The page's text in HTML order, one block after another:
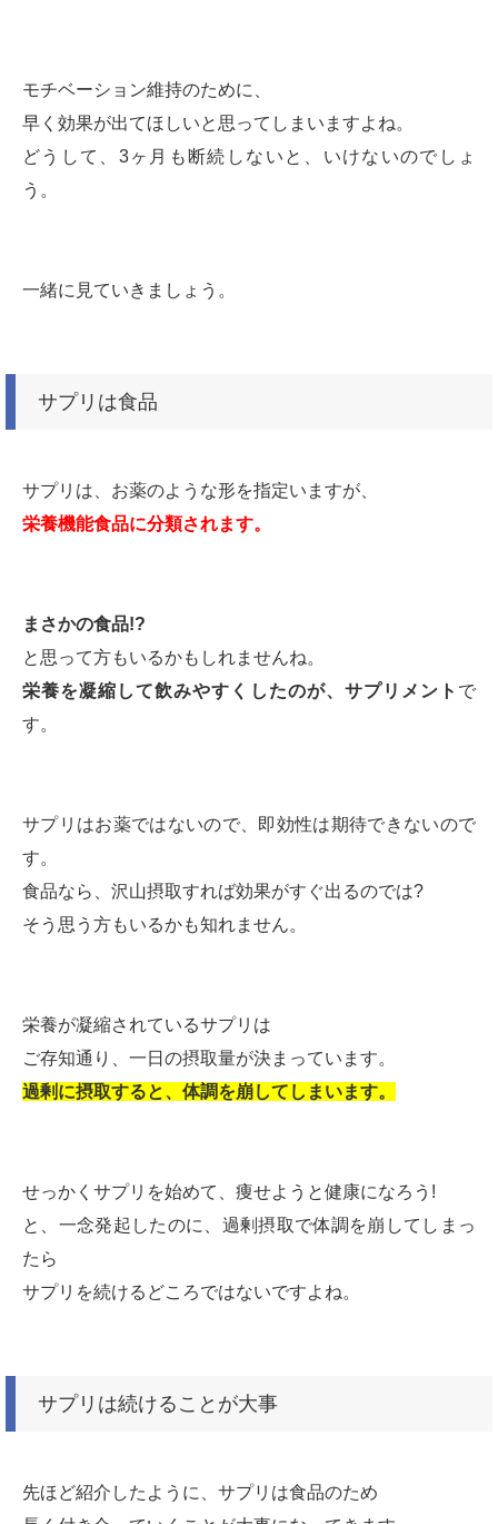
モチベーション維持のために、
早く効果が出てほしいと思ってしまいますよね。
どうして、3ヶ月も断続しないと、いけないのでしょ
う。
一緒に見ていきましょう。
サプリは食品
サプリは、お薬のような形を指定いますが、
栄養機能食品に分類されます。
まさかの食品!?
と思って方もいるかもしれませんね。
栄養を凝縮して飲みやすくしたのが、サプリメント で
す。
サプリはお薬ではないので、即効性は期待できないので
す。
食品なら、沢山摂取すれば効果がすぐ出るのでは?
そう思う方もいるかも知れません。
栄養が凝縮されているサプリは
ご存知通り、一日の摂取量が決まっています。
過剰に摂取すると、体調を崩してしまいます。
せっかくサプリを始めて、痩せようと健康になろう!
と、一念発起したのに、過剰摂取で体調を崩してしまっ
たら
サプリを続けるどころではないですよね。
サプリは続けることが大事
先ほど紹介したように、サプリは食品のため